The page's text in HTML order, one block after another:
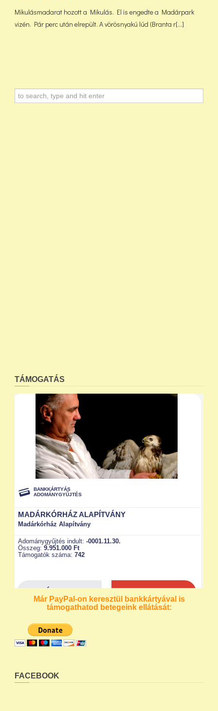
Mikulásmadarat hozott a Mikulás. El is engedte a Madárpark
vizén. Pár perc után elrepült. A vörösnyakú lúd (Branta r[...]
TÁMOGATÁS
Már PayPal-on keresztül bankkártyával is
támogathatod betegeink ellátását:
FACEBOOK